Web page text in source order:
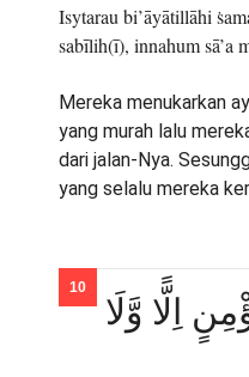
Isytarau bi’āyātillāhi
sabīlih(ī), innahum sā’a
Mereka menukarkan
yang murah lalu
dari jalan-Nya.
yang selalu mereka
اِلًّا وَّلَا